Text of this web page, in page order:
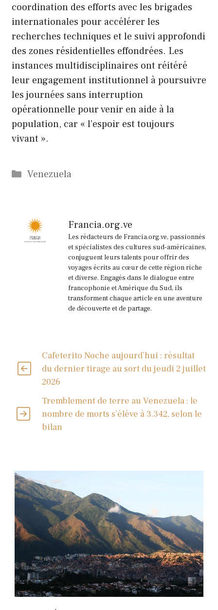
coordination des efforts avec les brigades
internationales pour accélérer les
recherches techniques et le suivi approfondi
des zones résidentielles effondrées. Les
instances multidisciplinaires ont réitéré
leur engagement institutionnel à poursuivre
les journées sans interruption
opérationnelle pour venir en aide à la
population, car « l’espoir est toujours
vivant ».
Catégories
Venezuela
Francia.org.ve
Les rédacteurs de Francia.org.ve, passionnés
et spécialistes des cultures sud-américaines,
conjuguent leurs talents pour offrir des
voyages écrits au cœur de cette région riche
et diverse. Engagés dans le dialogue entre
francophonie et Amérique du Sud, ils
transforment chaque article en une aventure
de découverte et de partage.
Cafeterito Noche aujourd’hui : résultat
du dernier tirage au sort du jeudi 2 juillet
2026
Tremblement de terre au Venezuela : le
nombre de morts s’élève à 3.342, selon le
bilan